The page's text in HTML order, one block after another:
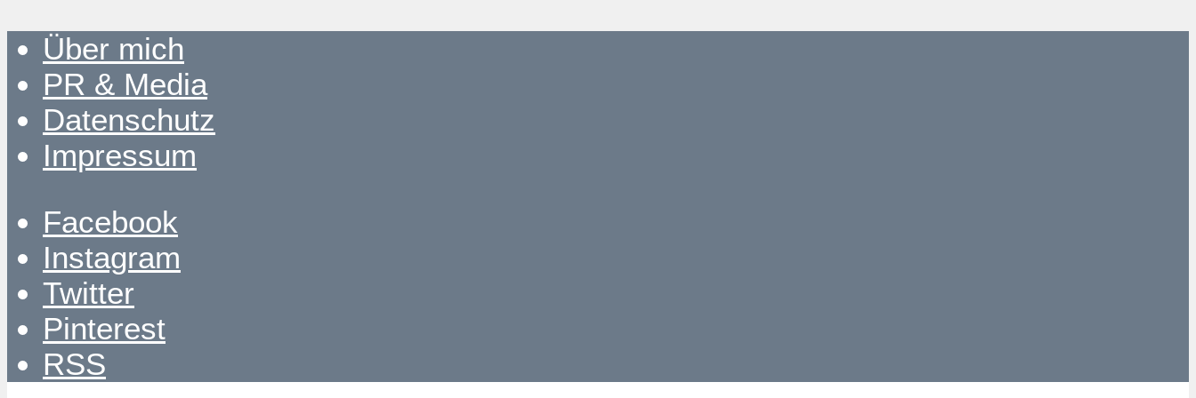
Über mich
PR & Media
Datenschutz
Impressum
Facebook
Instagram
Twitter
Pinterest
RSS